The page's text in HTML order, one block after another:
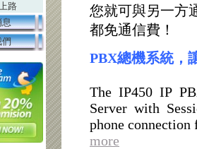
路
息
們
您就可與另一方
都免通信費！
PBX總機系統，
The IP450 IP
Server with
phone
more